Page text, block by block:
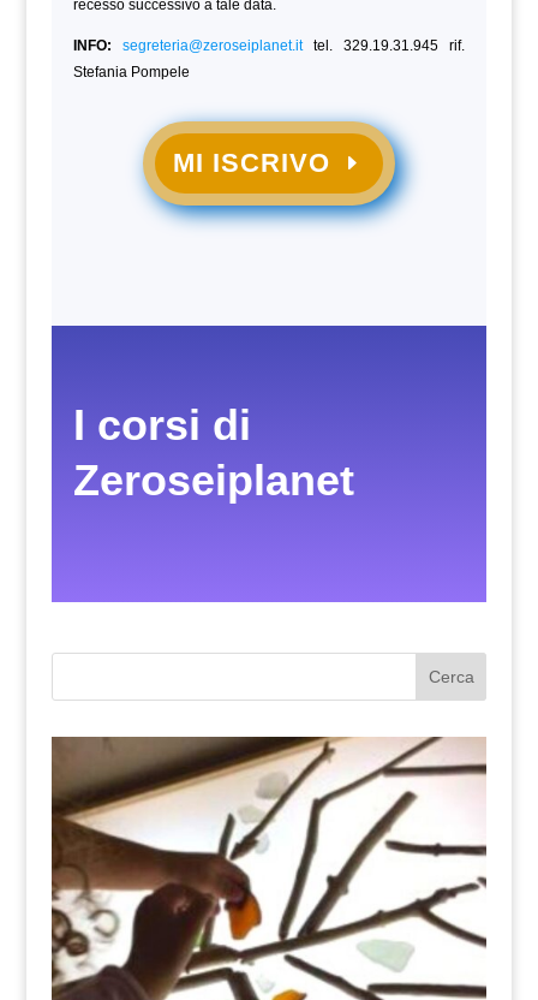
recesso successivo a tale data.
INFO: segreteria@zeroseiplanet.ittel. 329.19.31.945 rif.
Stefania Pompele
MI ISCRIVO
I corsi di
Zeroseiplanet
Cerca